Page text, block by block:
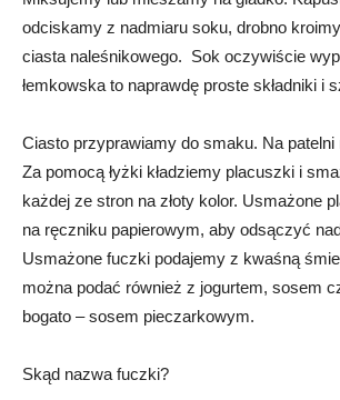
odciskamy z nadmiaru soku, drobno
ciasta naleśnikowego. Sok oczywiście
łemkowska to naprawdę proste składniki i
Ciasto przyprawiamy do smaku. Na
Za pomocą łyżki kładziemy placuszki i
każdej ze stron na złoty kolor. Usmażone
na ręczniku papierowym, aby odsączyć
Usmażone fuczki podajemy z kwaśną
można podać również z jogurtem, sosem
bogato – sosem pieczarkowym.
Skąd nazwa fuczki?